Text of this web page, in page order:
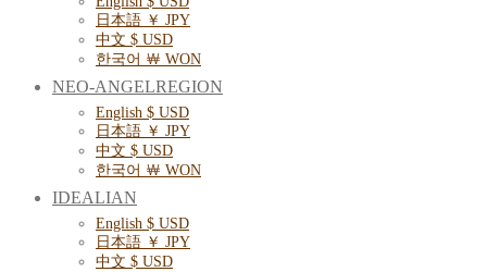
日本語 ￥ JPY
中文 $ USD
한국어 ￦ WON
NEO-ANGELREGION
English $ USD
日本語 ￥ JPY
中文 $ USD
한국어 ￦ WON
IDEALIAN
English $ USD
日本語 ￥ JPY
中文 $ USD